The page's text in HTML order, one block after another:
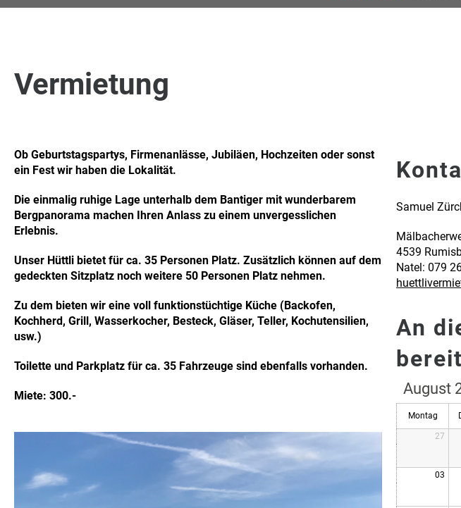
Vermietung
Ob Geburtstagspartys, Firmenanlässe, Jubiläen, Hochzeiten oder sonst
ein Fest wir haben die Lokalität.
Die einmalig ruhige Lage unterhalb dem Bantiger mit wunderbarem
Bergpanorama machen Ihren Anlass zu einem unvergesslichen
Erlebnis.
Unser Hüttli bietet für ca. 35 Personen Platz. Zusätzlich können auf dem
gedeckten Sitzplatz noch weitere 50 Personen Platz nehmen.
Zu dem bieten wir eine voll funktionstüchtige Küche (Backofen,
Kochherd, Grill, Wasserkocher, Besteck, Gläser, Teller, Kochutensilien,
usw.)
Toilette und Parkplatz für ca. 35 Fahrzeuge sind ebenfalls vorhanden.
Miete: 300.-
Samuel
4539
Natel: 079
An
August
Montag
27
03